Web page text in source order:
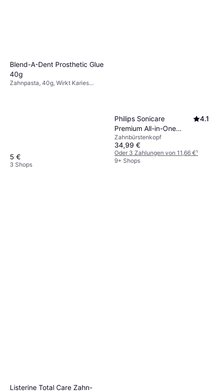
Blend-A-Dent Prosthetic Glue
40g
Zahnpasta, 40g, Wirkt Karies
5 €
3 Shops
Philips Sonicare
Premium All-in-One
HX9094/88 4 Stück
4.1
Zahnbürstenkopf
34,99 €
Oder 3 Zahlungen von 11,66 €¹
9+ Shops
Listerine Total Care Zahn-